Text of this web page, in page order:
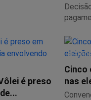
é preso
Cinco
nas